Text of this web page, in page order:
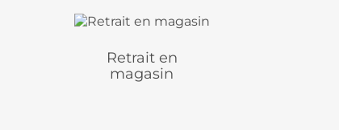
Retrait en
magasin